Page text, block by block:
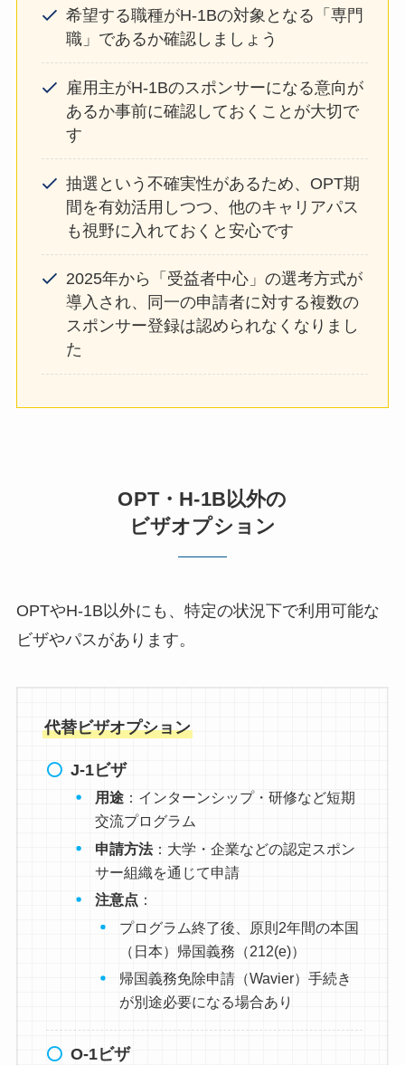
希望する職種がH-1Bの対象となる「専門
職」であるか確認しましょう
雇用主がH-1Bのスポンサーになる意向が
あるか事前に確認しておくことが大切で
す
抽選という不確実性があるため、OPT期
間を有効活用しつつ、他のキャリアパス
も視野に入れておくと安心です
2025年から「受益者中心」の選考方式が
導入され、同一の申請者に対する複数の
スポンサー登録は認められなくなりまし
た
OPT・H-1B以外の
ビザオプション
OPTやH-1B以外にも、特定の状況下で利用可能な
ビザやパスがあります。
代替ビザオプション
J-1ビザ
用途 ：インターンシップ・研修など短期
交流プログラム
申請方法：大学・企業などの認定スポン
サー組織を通じて申請
注意点 ：
プログラム終了後、原則2年間の本国
（日本）帰国義務（212(e)）
帰国義務免除申請（Wavier）手続き
が別途必要になる場合あり
O-1ビザ